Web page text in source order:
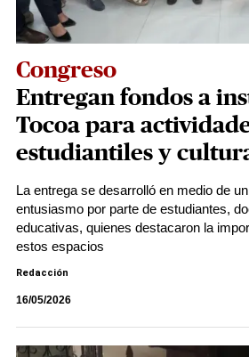
Congreso
Entregan fondos a
Tocoa para
estudiantiles y
La entrega se desarrolló en medio de
entusiasmo por parte de estudiantes,
educativas, quienes destacaron la
estos espacios
Redacción
16/05/2026